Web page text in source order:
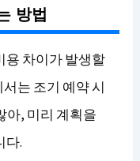
방법
용 차이가 발생할
는 조기 예약 시
아, 미리 계획을
다.